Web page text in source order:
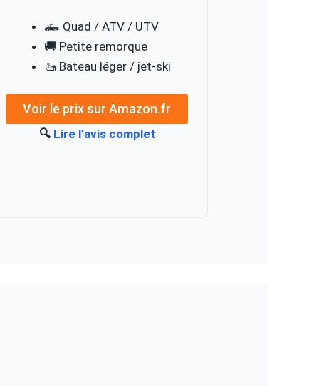
🛻 Quad / ATV / UTV
🚚 Petite remorque
🚤 Bateau léger / jet-ski
Voir le prix sur Amazon.fr
🔍 Lire l’avis complet